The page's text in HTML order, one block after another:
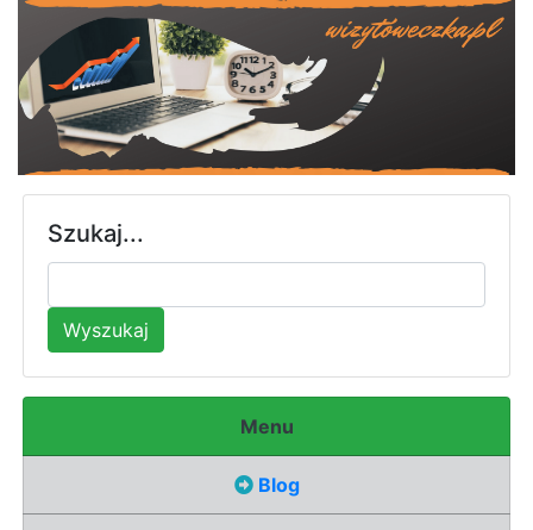
Szukaj...
Wyszukaj
Menu
Blog